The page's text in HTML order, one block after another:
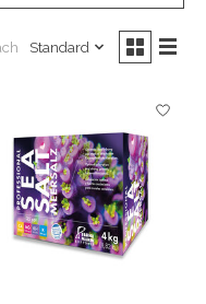
Standard